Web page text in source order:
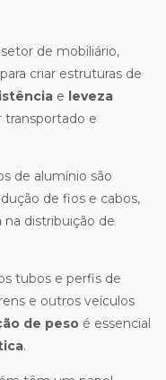
de mobiliário,
criar estruturas de
e leveza
transportado e
de alumínio são
de fios e cabos,
na distribuição de
tubos e perfis de
e outros veículos
de peso é essencial
.